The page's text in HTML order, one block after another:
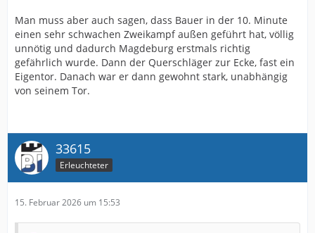
Man muss aber auch sagen, dass Bauer in der 10. Minute
einen sehr schwachen Zweikampf außen geführt hat, völlig
unnötig und dadurch Magdeburg erstmals richtig
gefährlich wurde. Dann der Querschläger zur Ecke, fast ein
Eigentor. Danach war er dann gewohnt stark, unabhängig
von seinem Tor.
33615
Erleuchteter
15. Februar 2026 um 15:53